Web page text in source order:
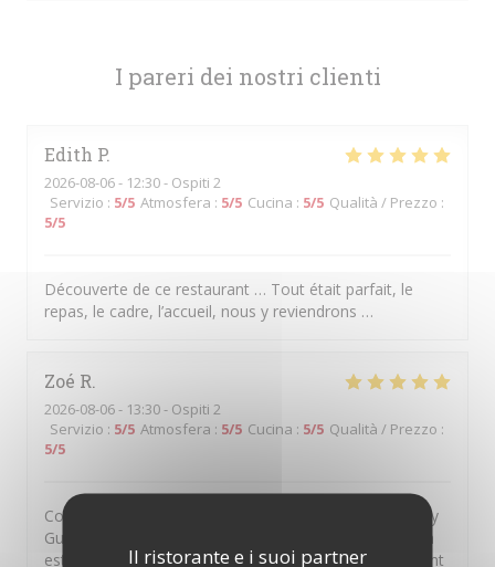
Il ristorante e i suoi partner
I pareri dei nostri clienti
Edith P
2026-08-06- 12:30 - Ospiti 2
Servizio : 5/5 Atmosfera : 5/5 Cucina : 5/5 Qualità / Prezzo :
5/5
Découverte de ce restaurant … Tout était parfait, le
repas, le cadre, l’accueil, nous y reviendrons …
Zoé R
2026-08-06- 13:30 - Ospiti 2
Servizio : 5/5 Atmosfera : 5/5 Cucina : 5/5 Qualità / Prezzo :
5/5
Comment s'évader sans partir très loin? En allant à Issy
Guinguette! On se retrouve dans les vignes alors qu'on
est en plein cœur de la ville. Au-delà de ce dépaysement